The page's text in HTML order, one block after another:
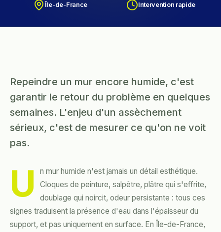
Île-de-France Intervention rapide
Repeindre un mur encore humide, c'est
garantir le retour du problème en quelques
semaines. L'enjeu d'un assèchement
sérieux, c'est de mesurer ce qu'on ne voit
pas.
U
n mur humide n'est jamais un détail esthétique.
Cloques de peinture, salpêtre, plâtre qui s'effrite,
doublage qui noircit, odeur persistante : tous ces
signes traduisent la présence d'eau dans l'épaisseur du
support, et pas uniquement en surface. En Île-de-France,